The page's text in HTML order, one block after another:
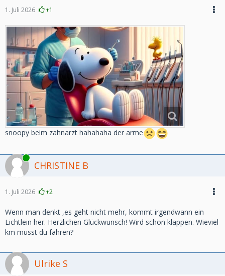
1. Juli 2026 +1
snoopy beim zahnarzt hahahaha der arme
Online
CHRISTINE B
1. Juli 2026 +2
Wenn man denkt ,es geht nicht mehr, kommt irgendwann ein
Lichtlein her. Herzlichen Glückwunsch! Wird schon klappen. Wieviel
km musst du fahren?
Ulrike S